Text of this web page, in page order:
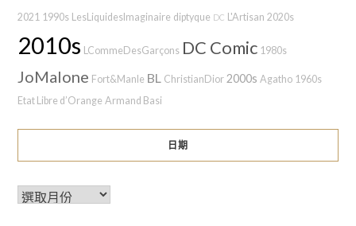
2021 1990s LesLiquidesImaginaire diptyque DC L'Artisan 2020s
2010s LCommeDesGarçons DC Comic 1980s
JoMalone Fort&Manle BL ChristianDior 2000s Agatho 1960s
Etat Libre d’Orange Armand Basi
日期